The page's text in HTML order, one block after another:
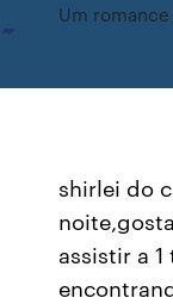
Um
shirlei do
assistir a